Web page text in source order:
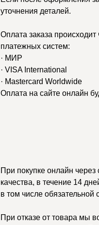
уточнения деталей.
Оплата заказа
платежных систем:
· МИР
· VISA International
· Mastercard Worldwide
Оплата на сайте онлайн
При покупке онлайн
качества, в течение 14
в том числе
При отказе от товара мы